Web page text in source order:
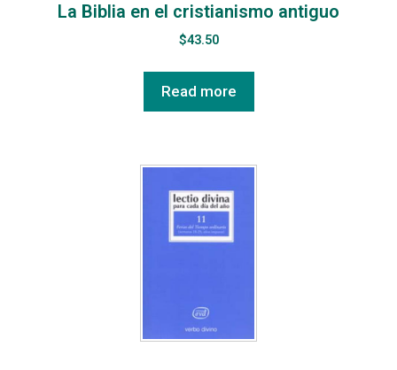
La Biblia en el cristianismo antiguo
$43.50
Read more